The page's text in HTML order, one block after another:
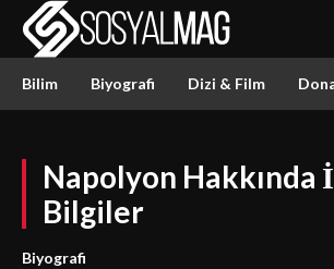
Bilim Biyografi Dizi & Film
Napolyon Hakkında
Bilgiler
Biyografi